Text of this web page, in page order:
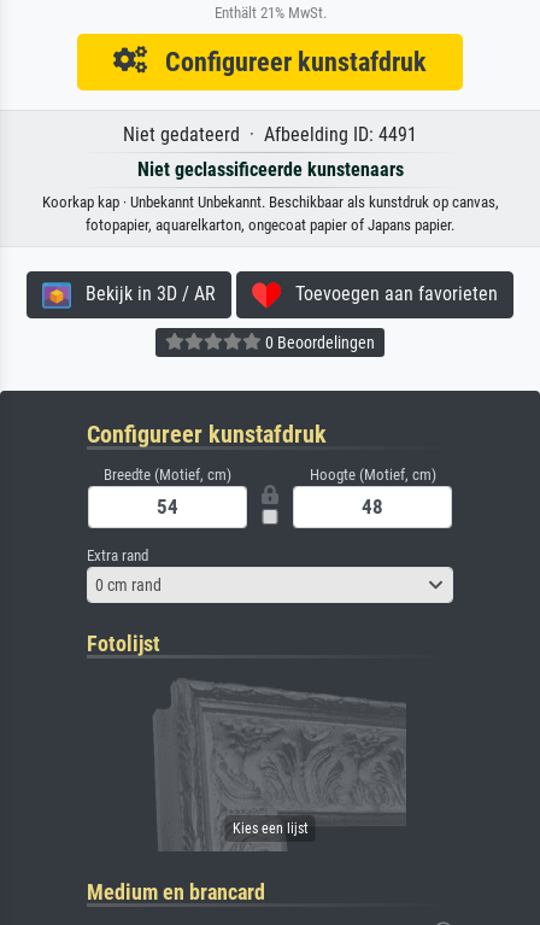
Enthält 21% MwSt.
Configureer kunstafdruk
Niet gedateerd · Afbeelding ID: 4491
Niet geclassificeerde kunstenaars
Koorkap kap · Unbekannt Unbekannt. Beschikbaar als kunstdruk op canvas,
fotopapier, aquarelkarton, ongecoat papier of Japans papier.
Bekijk in 3D / AR Toevoegen aan favorieten
0 Beoordelingen
Configureer kunstafdruk
Breedte (Motief, cm) Hoogte (Motief, cm)
Extra rand
0 cm rand
Fotolijst
Medium en brancard